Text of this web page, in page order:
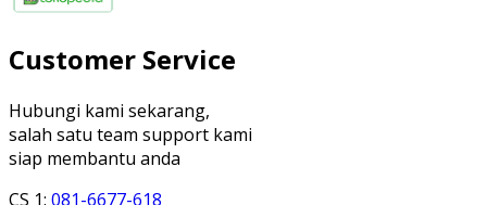
Customer Service
Hubungi kami sekarang,
salah satu team support kami
siap membantu anda
CS 1: 081-6677-618